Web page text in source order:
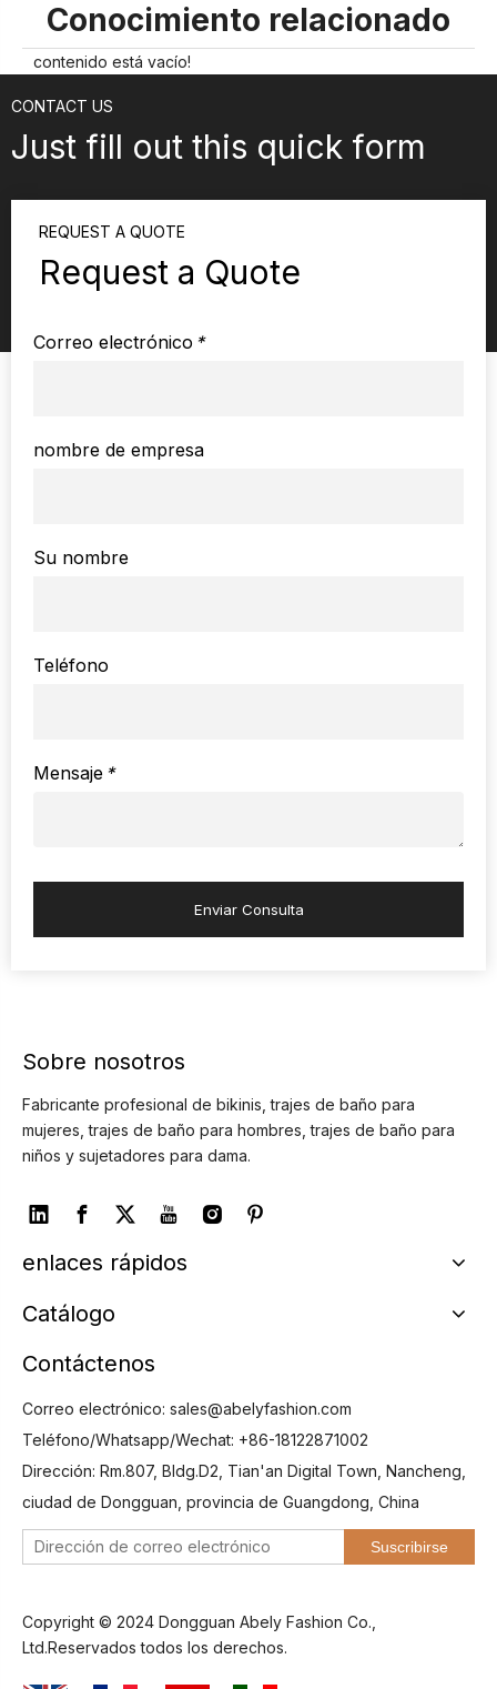
Conocimiento relacionado
contenido está vacío!
CONTACT US
Just fill out this quick form
REQUEST A QUOTE
Request a Quote
*
Correo electrónico
nombre de empresa
Su nombre
Teléfono
*
Mensaje
Enviar Consulta
Sobre nosotros
Fabricante profesional de bikinis, trajes de baño para
mujeres, trajes de baño para hombres, trajes de baño para
niños y sujetadores para dama.
enlaces rápidos
Catálogo
Contáctenos
Correo electrónico: sales@abelyfashion.com
Teléfono/Whatsapp/Wechat: +86-18122871002
Dirección: Rm.807, Bldg.D2, Tian'an Digital Town, Nancheng,
ciudad de Dongguan, provincia de Guangdong, China
Suscribirse
Copyright © 2024 Dongguan Abely Fashion Co.,
Ltd.Reservados todos los derechos.